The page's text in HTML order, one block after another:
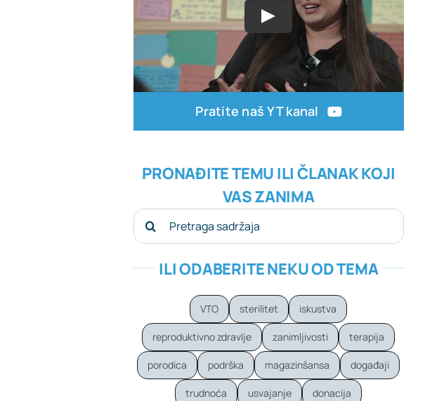
Pratite naš YT kanal
PRONAĐITE TEMU ILI ČLANAK KOJI
VAS ZANIMA
Search
for:
ILI ODABERITE NEKU OD TEMA
VTO sterilitet iskustva
reproduktivno zdravlje zanimljivosti terapija
porodica podrška magazinšansa događaji
trudnoća usvajanje donacija